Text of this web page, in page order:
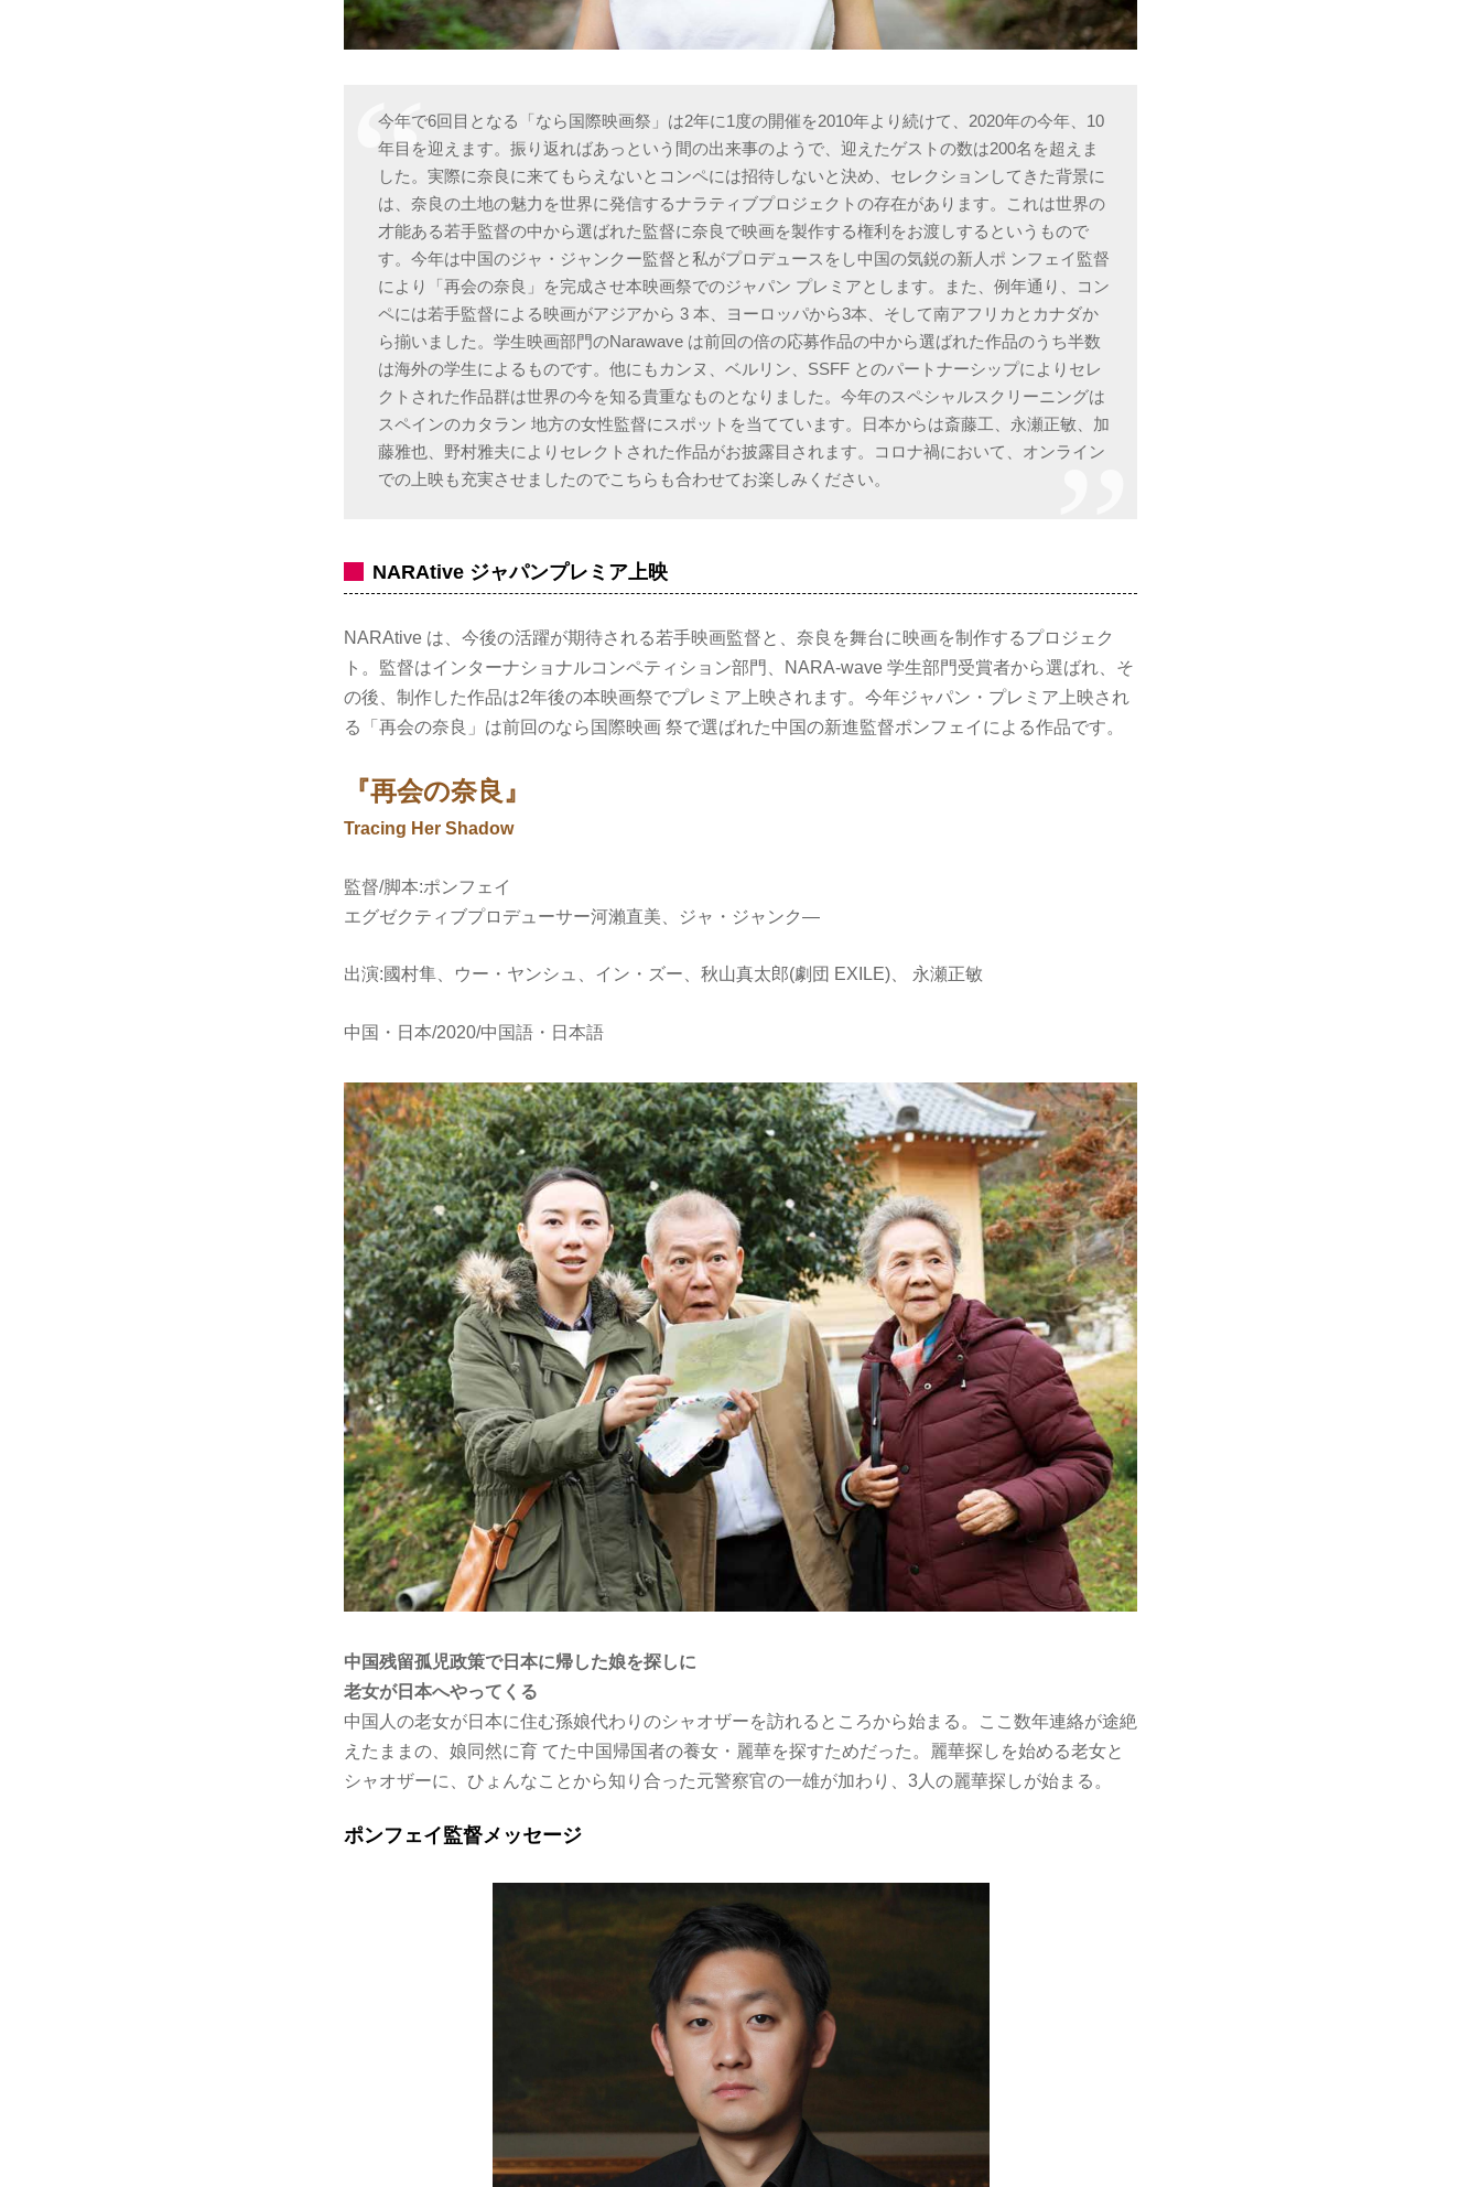
今年で6回目となる「なら国際映画祭」は2年に1度の開催を2010年より続けて、2020年の今年、10
年目を迎えます。振り返ればあっという間の出来事のようで、迎えたゲストの数は200名を超えま
した。実際に奈良に来てもらえないとコンペには招待しないと決め、セレクションしてきた背景に
は、奈良の土地の魅力を世界に発信するナラティブプロジェクトの存在があります。これは世界の
才能ある若手監督の中から選ばれた監督に奈良で映画を製作する権利をお渡しするというもので
す。今年は中国のジャ・ジャンクー監督と私がプロデュースをし中国の気鋭の新人ポ ンフェイ監督
により「再会の奈良」を完成させ本映画祭でのジャパン プレミアとします。また、例年通り、コン
ペには若手監督による映画がアジアから 3 本、ヨーロッパから3本、そして南アフリカとカナダか
ら揃いました。学生映画部門のNarawave は前回の倍の応募作品の中から選ばれた作品のうち半数
は海外の学生によるものです。他にもカンヌ、ベルリン、SSFF とのパートナーシップによりセレ
クトされた作品群は世界の今を知る貴重なものとなりました。今年のスペシャルスクリーニングは
スペインのカタラン 地方の女性監督にスポットを当てています。日本からは斎藤工、永瀬正敏、加
藤雅也、野村雅夫によりセレクトされた作品がお披露目されます。コロナ禍において、オンライン
での上映も充実させましたのでこちらも合わせてお楽しみください。
NARAtive ジャパンプレミア上映
NARAtive は、今後の活躍が期待される若手映画監督と、奈良を舞台に映画を制作するプロジェク
ト。監督はインターナショナルコンペティション部門、NARA-wave 学生部門受賞者から選ばれ、そ
の後、制作した作品は2年後の本映画祭でプレミア上映されます。今年ジャパン・プレミア上映され
る「再会の奈良」は前回のなら国際映画 祭で選ばれた中国の新進監督ポンフェイによる作品です。
『再会の奈良』
Tracing Her Shadow
監督/脚本:ポンフェイ
エグゼクティブプロデューサー河瀨直美、ジャ・ジャンク―
出演:國村隼、ウー・ヤンシュ、イン・ズー、秋山真太郎(劇団 EXILE)、 永瀬正敏
中国・日本/2020/中国語・日本語
中国残留孤児政策で日本に帰した娘を探しに
老女が日本へやってくる
中国人の老女が日本に住む孫娘代わりのシャオザーを訪れるところから始まる。ここ数年連絡が途絶
えたままの、娘同然に育 てた中国帰国者の養女・麗華を探すためだった。麗華探しを始める老女と
シャオザーに、ひょんなことから知り合った元警察官の一雄が加わり、3人の麗華探しが始まる。
ポンフェイ監督メッセージ